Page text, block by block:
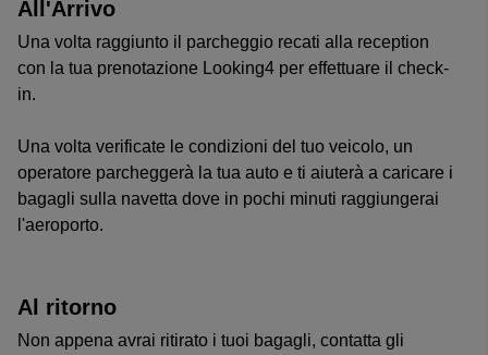
All'Arrivo
Una volta raggiunto il parcheggio recati alla reception
con la tua prenotazione Looking4 per effettuare il check-
in.
Una volta verificate le condizioni del tuo veicolo, un
operatore parcheggerà la tua auto e ti aiuterà a caricare i
bagagli sulla navetta dove in pochi minuti raggiungerai
l'aeroporto.
Al ritorno
Non appena avrai ritirato i tuoi bagagli, contatta gli